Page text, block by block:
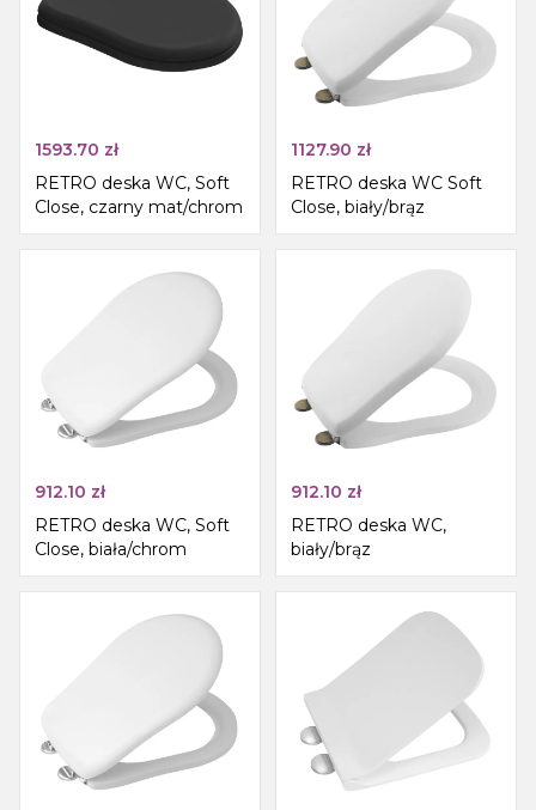
1593.70 zł
RETRO deska WC, Soft
Close, czarny mat/chrom
1127.90 zł
RETRO deska WC Soft
Close, biały/brąz
912.10 zł
RETRO deska WC, Soft
Close, biała/chrom
912.10 zł
RETRO deska WC,
biały/brąz